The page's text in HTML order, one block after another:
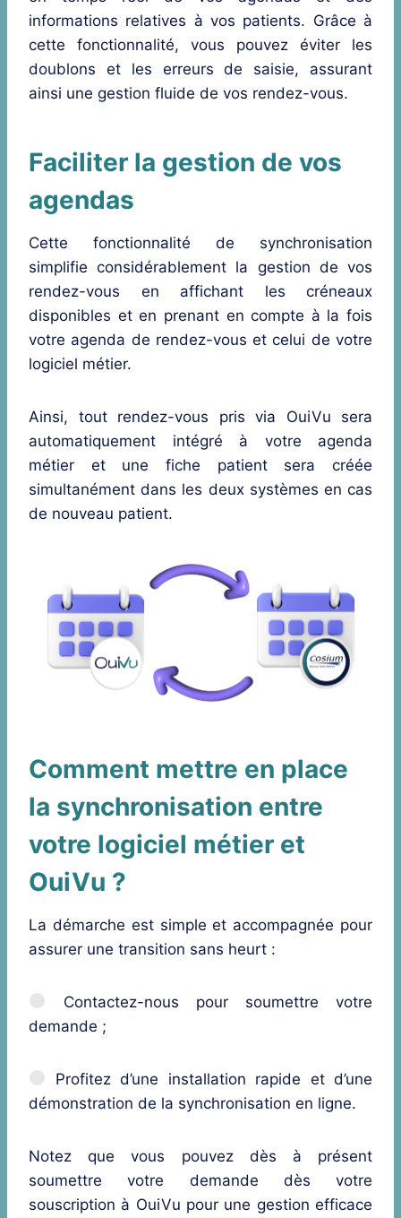
informations relatives à vos patients. Grâce à
cette fonctionnalité, vous pouvez éviter les
doublons et les erreurs de saisie, assurant
ainsi une gestion fluide de vos rendez-vous.
Faciliter la gestion de vos
agendas
Cette fonctionnalité de synchronisation
simplifie considérablement la gestion de vos
rendez-vous en affichant les créneaux
disponibles et en prenant en compte à la fois
votre agenda de rendez-vous et celui de votre
logiciel métier.
Ainsi, tout rendez-vous pris via OuiVu sera
automatiquement intégré à votre agenda
métier et une fiche patient sera créée
simultanément dans les deux systèmes en cas
de nouveau patient.
Comment mettre en place
la synchronisation entre
votre logiciel métier et
OuiVu ?
La démarche est simple et accompagnée pour
assurer une transition sans heurt :
Contactez-nous pour soumettre votre
demande ;
Profitez d’une installation rapide et d’une
démonstration de la synchronisation en ligne.
Notez que vous pouvez dès à présent
soumettre votre demande dès votre
souscription à OuiVu pour une gestion efficace